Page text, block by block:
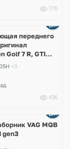
770
переднего
Golf 7 R, GTI
+3
436
VAG MQB
gen3